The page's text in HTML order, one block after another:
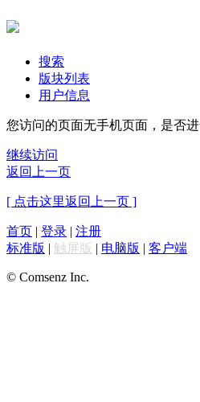
搜索
版块列表
用户信息
您访问的页面无手机页面，是否
继续访问
返回上一页
[ 点击这里返回上一页 ]
首页 | 登录 | 注册
标准版 | 触屏版 | 电脑版 | 客户端
© Comsenz Inc.